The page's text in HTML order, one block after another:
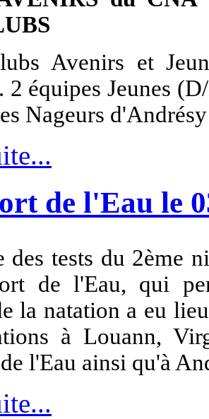
Avenirs et
2 équipes Jeunes
Nageurs d'Andrésy
de l'Eau le
des tests du 2ème
de l'Eau, qui
la natation a eu
à Louann,
l'Eau ainsi qu'à